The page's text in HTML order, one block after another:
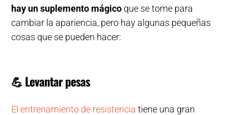
hay un suplemento mágico que se tome para
cambiar la apariencia, pero hay algunas pequeñas
cosas que se pueden hacer:
💪 Levantar pesas
El entrenamiento de resistencia tiene una gran